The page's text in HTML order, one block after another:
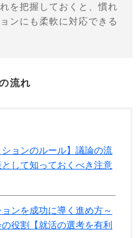
を把握しておくと、慣れ
ンにも柔軟に対応できる
流れ
ションのルール】議論の流
して知っておくべき注意
ンを成功に導く進め方～
役割【就活の選考を有利